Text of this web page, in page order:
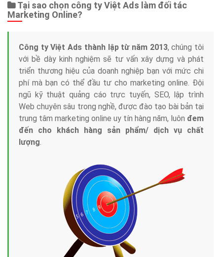
Tại sao chọn công ty Việt Ads làm đối tác
Marketing Online?
Công ty Việt Ads thành lập từ năm 2013, chúng tôi
với bề dày kinh nghiệm sẽ tư vấn xây dựng và phát
triển thương hiệu của doanh nghiệp bạn với mức chi
phí mà bạn có thể đầu tư cho marketing online. Đội
ngũ kỹ thuật quảng cáo trực tuyến, SEO, lập trình
Web chuyên sâu trong nghề, được đào tạo bài bản tại
trung tâm marketing online uy tín hàng năm, luôn đem
đến cho khách hàng sản phẩm/ dịch vụ chất
lượng.